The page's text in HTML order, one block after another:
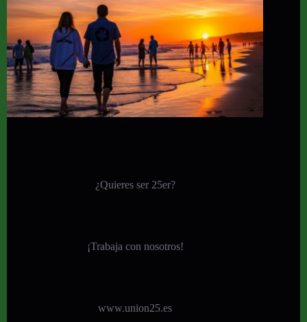
¿Quieres ser 25er?
¡Trabaja con nosotros!
www.union25.es